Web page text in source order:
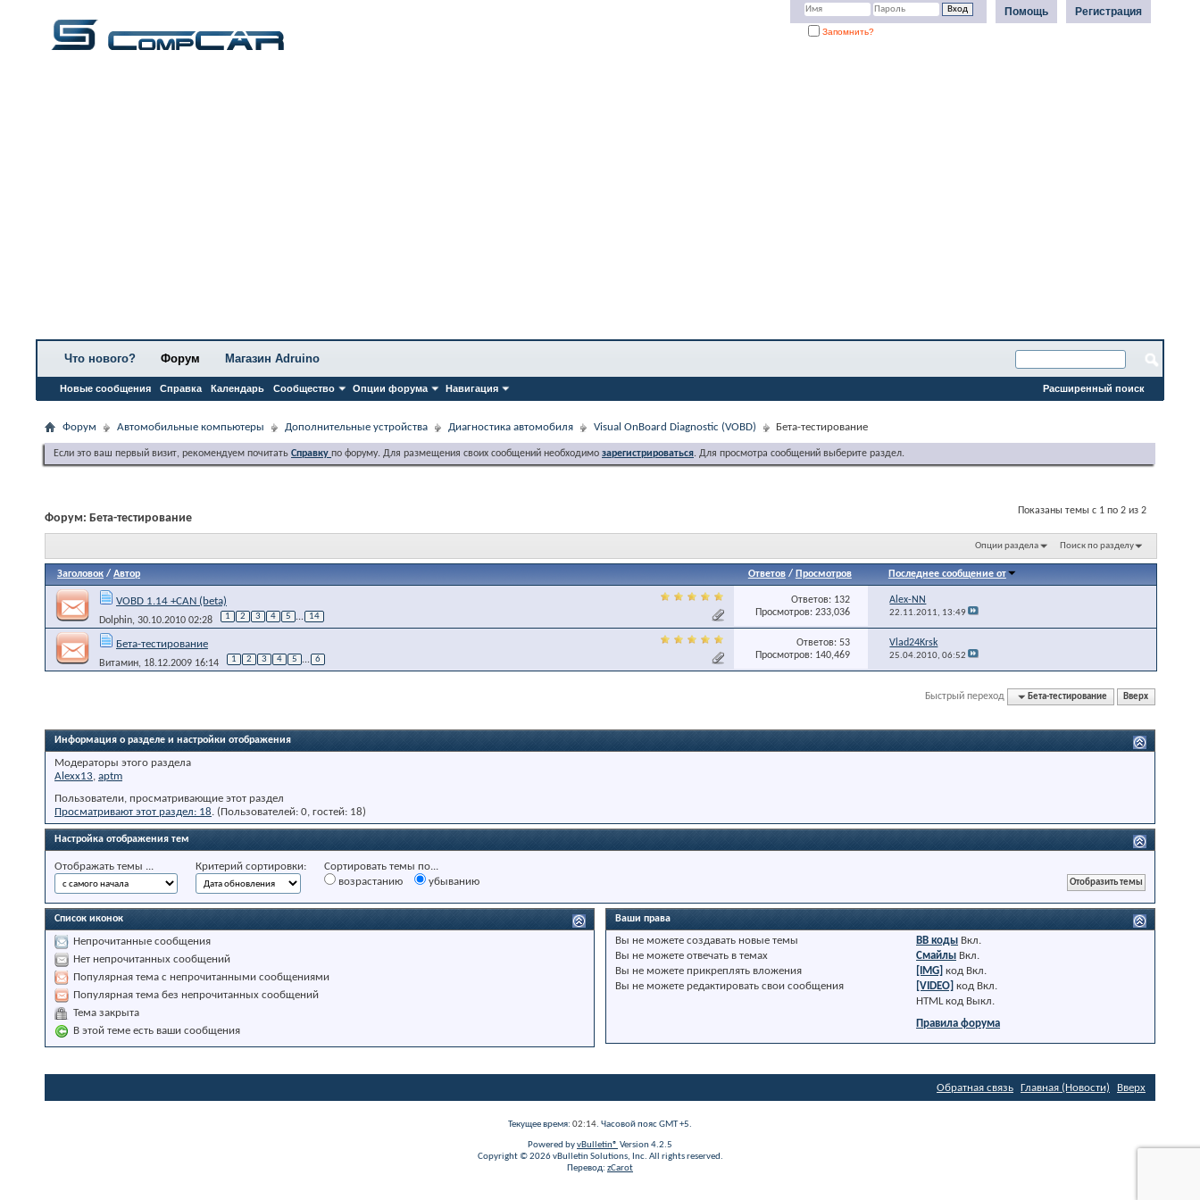
Регистрация
Помощь
Запомнить?
Что нового? Форум
Новые сообщения Справка Календарь Сообщество Опции форума Навигация
Магазин Adruino
Расширенный поиск
Форум Автомобильные компьютеры Дополнительные устройства Диагностика автомобиля Visual OnBoard Diagnostic (VOBD) Бета-тестирование
Если это ваш первый визит, рекомендуем почитать Справку по форуму. Для размещения своих сообщений необходимо зарегистрироваться. Для просмотра сообщений выберите раздел.
Показаны темы с 1 по 2 из 2
Форум: Бета-тестирование
Опции раздела Поиск по разделу
Заголовок / Автор Ответов/ Просмотров Последнее сообщение от
VOBD 1.14 +CAN (beta)
Dolphin, 30.10.2010 02:28 1 2 3 4 5 ... 14
Ответов: 132
Просмотров: 233,036
Alex-NN
22.11.2011, 13:49
Бета-тестирование
Витамин, 18.12.2009 16:14 1 2 3 4 5 ... 6
Ответов: 53
Просмотров: 140,469
Vlad24Krsk
25.04.2010,06:52
Быстрый переход Бета-тестирование Вверх
Информация о разделе и настройки отображения
Модераторы этого раздела
Alexx13, aptm
Пользователи, просматривающие этот раздел
Просматривают этот раздел: 18. (Пользователей: 0, гостей: 18)
Настройка отображения тем
Отображать темы ... Критерий сортировки:
Сортировать темы по...
возрастанию
убыванию
Список иконок
Непрочитанные сообщения
Нет непрочитанных сообщений
Популярная тема с непрочитанными сообщениями
Популярная тема без непрочитанных сообщений
Тема закрыта
В этой теме есть ваши сообщения
Ваши права
Вы не можете создавать новые темы
Вы не можете отвечать в темах
Вы не можете прикреплять вложения
Вы не можете редактировать свои сообщения
BB коды Вкл.
Смайлы Вкл.
[IMG] код Вкл.
[VIDEO] код Вкл.
HTML код Выкл.
Правила форума
Обратная связь Главная (Новости) Вверх
Текущее время: 02:14. Часовой пояс GMT +5.
Powered byvBulletin® Version 4.2.5
Copyright © 2026 vBulletin Solutions, Inc. All rights reserved.
Перевод: zCarot